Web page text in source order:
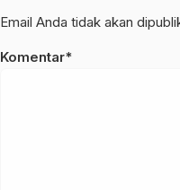
Email Anda tidak akan
Komentar*